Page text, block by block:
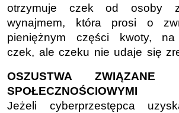
otrzymuje czek od osoby
wynajmem, która prosi o
pieniężnym części kwoty,
czek, ale czeku nie udaje się
OSZUSTWA
SPOŁECZNOŚCIOWYMI
Jeżeli cyberprzestępca